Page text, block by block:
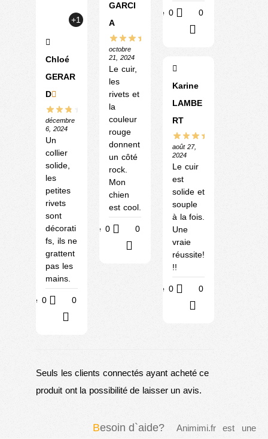
+1
Chloé
GERAR
D
décembre
6, 2024
Un
collier
solide,
les
petites
rivets
sont
décorati
fs, ils ne
grattent
pas les
mains.
Utile 0 0
GARCI
A
octobre
21, 2024
Le cuir,
les
rivets et
la
couleur
rouge
donnent
un côté
rock.
Mon
chien
est cool.
Utile 0 0
Utile 0 0
Karine
LAMBE
RT
août 27,
2024
Le cuir
est
solide et
souple
à la fois.
Une
vraie
réussite!
!!
Utile 0 0
Seuls les clients connectés ayant acheté ce
produit ont la possibilité de laisser un avis.
Besoin d`aide?
Animimi.fr est une